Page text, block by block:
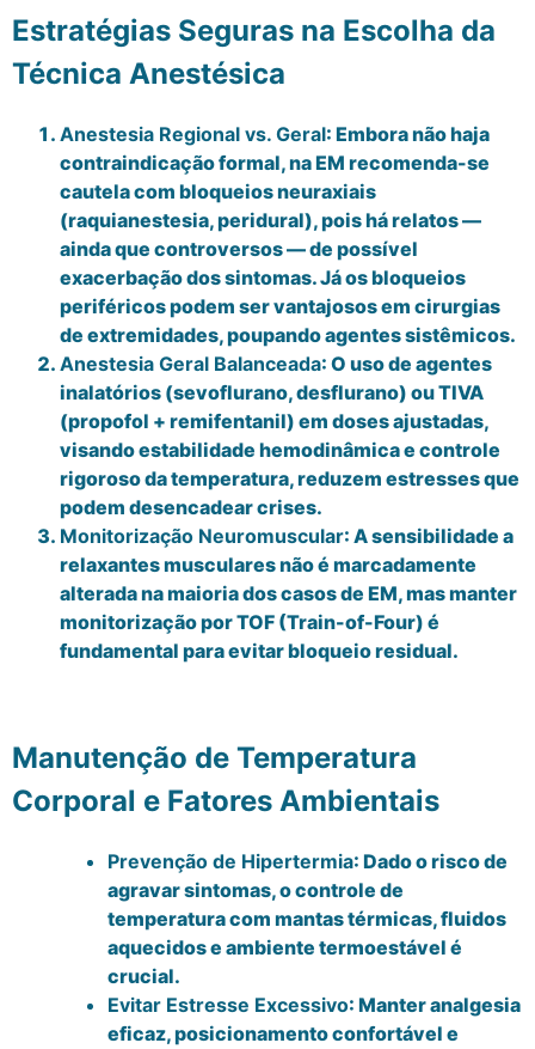
Estratégias Seguras na Escolha da
Técnica Anestésica
Anestesia Regional vs. Geral: Embora não haja
contraindicação formal, na EM recomenda-se
cautela com bloqueios neuraxiais
(raquianestesia, peridural), pois há relatos —
ainda que controversos — de possível
exacerbação dos sintomas. Já os bloqueios
periféricos podem ser vantajosos em cirurgias
de extremidades, poupando agentes sistêmicos.
Anestesia Geral Balanceada: O uso de agentes
inalatórios (sevoflurano, desflurano) ou TIVA
(propofol + remifentanil) em doses ajustadas,
visando estabilidade hemodinâmica e controle
rigoroso da temperatura, reduzem estresses que
podem desencadear crises.
Monitorização Neuromuscular: A sensibilidade a
relaxantes musculares não é marcadamente
alterada na maioria dos casos de EM, mas manter
monitorização por TOF (Train-of-Four) é
fundamental para evitar bloqueio residual.
Manutenção de Temperatura
Corporal e Fatores Ambientais
Prevenção de Hipertermia: Dado o risco de
agravar sintomas, o controle de
temperatura com mantas térmicas, fluidos
aquecidos e ambiente termoestável é
crucial.
Evitar Estresse Excessivo: Manter analgesia
eficaz, posicionamento confortável e